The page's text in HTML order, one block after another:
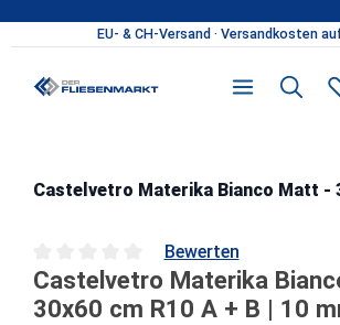
Zum Hauptinhalt springen
Castelvetro Materika Bianco Matt -
Durchschnittliche Bewertung von 0
Bewerten
Castelvetro Materika
30x60 cm R10 A + B | 10